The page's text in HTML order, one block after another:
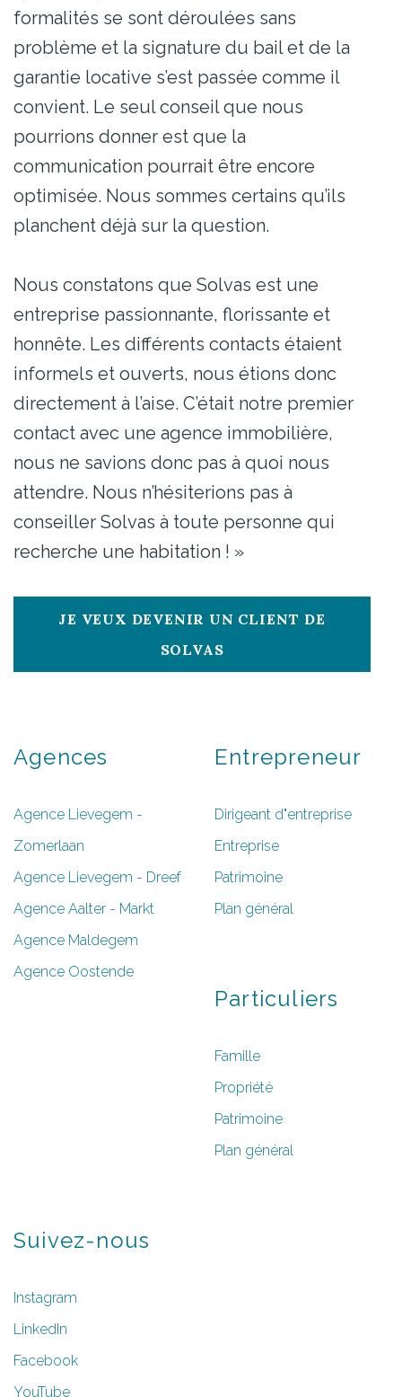
formalités se sont déroulées sans
problème et la signature du bail et de la
garantie locative s’est passée comme il
convient. Le seul conseil que nous
pourrions donner est que la
communication pourrait être encore
optimisée. Nous sommes certains qu’ils
planchent déjà sur la question.
Nous constatons que Solvas est une
entreprise passionnante, florissante et
honnête. Les différents contacts étaient
informels et ouverts, nous étions donc
directement à l’aise. C’était notre premier
contact avec une agence immobilière,
nous ne savions donc pas à quoi nous
attendre. Nous n’hésiterions pas à
conseiller Solvas à toute personne qui
recherche une habitation ! »
JE VEUX DEVENIR UN CLIENT DE
SOLVAS
Agences
Agence Lievegem -
Zomerlaan
Agence Lievegem - Dreef
Agence Aalter - Markt
Agence Maldegem
Agence Oostende
Entrepreneur
Dirigeant d"entreprise
Entreprise
Patrimoine
Plan général
Particuliers
Famille
Propriété
Patrimoine
Plan général
Suivez-nous
Instagram
LinkedIn
Facebook
YouTube